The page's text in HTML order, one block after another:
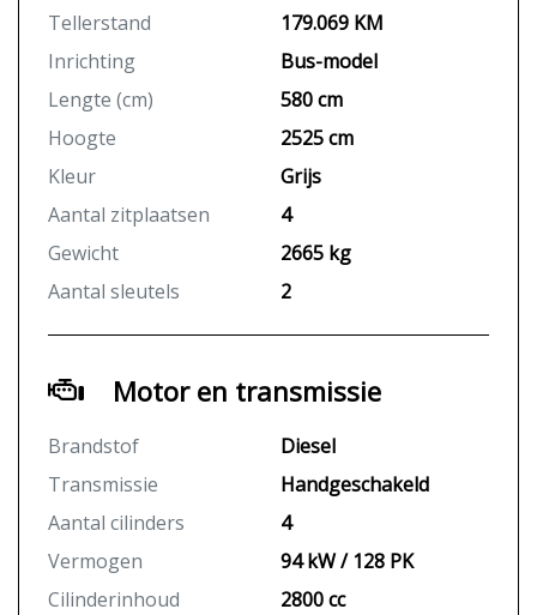
Tellerstand
179.069 KM
Inrichting
Bus-model
Lengte (cm)
580 cm
Hoogte
2525 cm
Kleur
Grijs
Aantal zitplaatsen
4
Gewicht
2665 kg
Aantal sleutels
2
Motor en transmissie
Brandstof
Diesel
Transmissie
Handgeschakeld
Aantal cilinders
4
Vermogen
94 kW / 128 PK
Cilinderinhoud
2800 cc